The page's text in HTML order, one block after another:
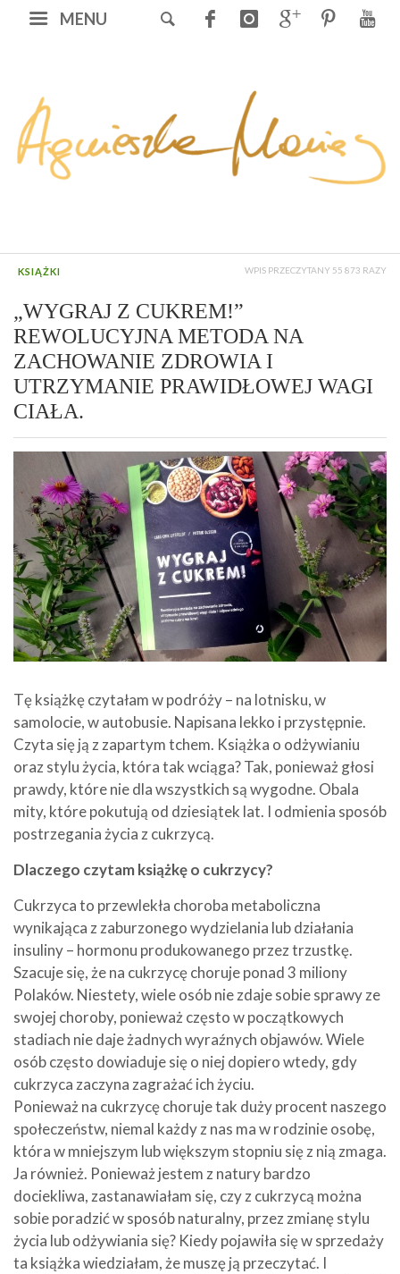
MENU
KSIĄŻKI WPIS PRZECZYTANY 55 873 RAZY
„WYGRAJ Z CUKREM!”
REWOLUCYJNA METODA NA
ZACHOWANIE ZDROWIA I
UTRZYMANIE PRAWIDŁOWEJ WAGI
CIAŁA.
Tę książkę czytałam w podróży – na lotnisku, w
samolocie, w autobusie. Napisana lekko i przystępnie.
Czyta się ją z zapartym tchem. Książka o odżywianiu
oraz stylu życia, która tak wciąga? Tak, ponieważ głosi
prawdy, które nie dla wszystkich są wygodne. Obala
mity, które pokutują od dziesiątek lat. I odmienia sposób
postrzegania życia z cukrzycą.
Dlaczego czytam książkę o cukrzycy?
Cukrzyca to przewlekła choroba metaboliczna
wynikająca z zaburzonego wydzielania lub działania
insuliny – hormonu produkowanego przez trzustkę.
Szacuje się, że na cukrzycę choruje ponad 3 miliony
Polaków. Niestety, wiele osób nie zdaje sobie sprawy ze
swojej choroby, ponieważ często w początkowych
stadiach nie daje żadnych wyraźnych objawów. Wiele
osób często dowiaduje się o niej dopiero wtedy, gdy
cukrzyca zaczyna zagrażać ich życiu.
Ponieważ na cukrzycę choruje tak duży procent naszego
społeczeństw, niemal każdy z nas ma w rodzinie osobę,
która w mniejszym lub większym stopniu się z nią zmaga.
Ja również. Ponieważ jestem z natury bardzo
dociekliwa, zastanawiałam się, czy z cukrzycą można
sobie poradzić w sposób naturalny, przez zmianę stylu
życia lub odżywiania się? Kiedy pojawiła się w sprzedaży
ta książka wiedziałam, że muszę ją przeczytać. I